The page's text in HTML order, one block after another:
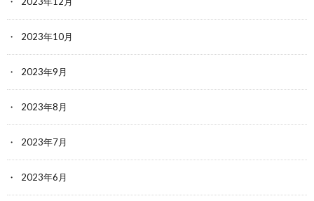
2023年10月
2023年9月
2023年8月
2023年7月
2023年6月